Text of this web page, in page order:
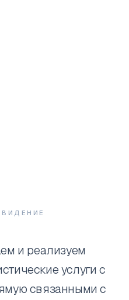
и реализуем
услуги с
связанными с